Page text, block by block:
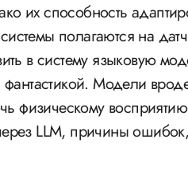
способность
полагаются на
в систему языковую
Модели
физическому
LLM, причины